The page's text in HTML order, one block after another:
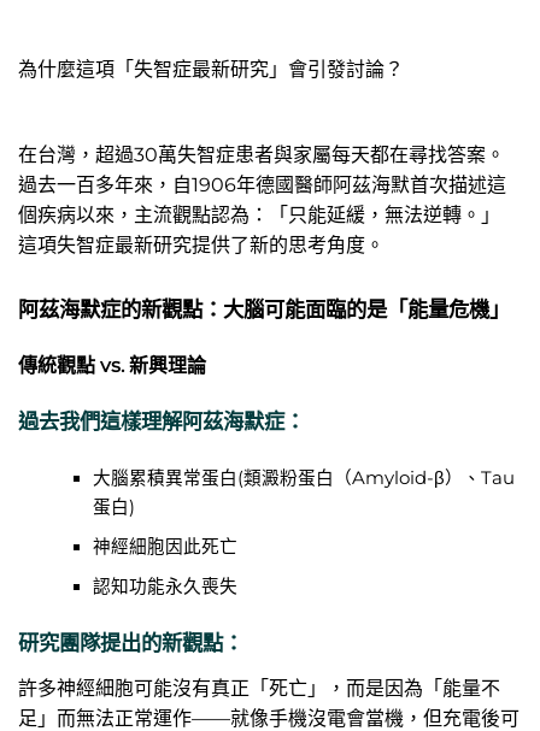
為什麼這項「失智症最新研究」會引發討論？
在台灣，超過30萬失智症患者與家屬每天都在尋找答案。
過去一百多年來，自1906年德國醫師阿茲海默首次描述這
個疾病以來，主流觀點認為：「只能延緩，無法逆轉。」
這項失智症最新研究提供了新的思考角度。
阿茲海默症的新觀點：大腦可能面臨的是「能量危機」
傳統觀點 vs. 新興理論
過去我們這樣理解阿茲海默症：
大腦累積異常蛋白(類澱粉蛋白（Amyloid-β）、Tau
蛋白)
神經細胞因此死亡
認知功能永久喪失
研究團隊提出的新觀點：
許多神經細胞可能沒有真正「死亡」，而是因為「能量不
足」而無法正常運作——就像手機沒電會當機，但充電後可